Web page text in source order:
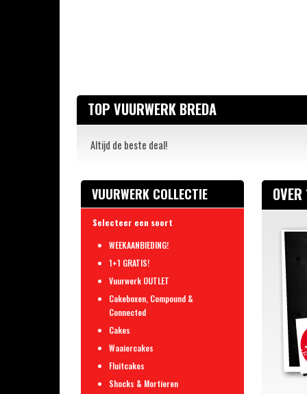
TOP VUURWERK BREDA
Altijd de beste deal!
VUURWERK COLLECTIE
Selecteer een soort
WEEKAANBIEDING!
1+1 GRATIS!
Vuurwerk OUTLET
Cakeboxen, Compound &
Connected
Cakes
Waaiercakes
Fluitcakes
Shocks & Mortieren